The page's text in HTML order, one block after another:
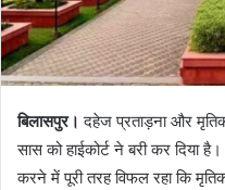
बिलासपुर।दहेज प्रताड़ना और
सास को हाईकोर्ट ने बरी कर दिया
करने में पूरी तरह विफल रहा कि